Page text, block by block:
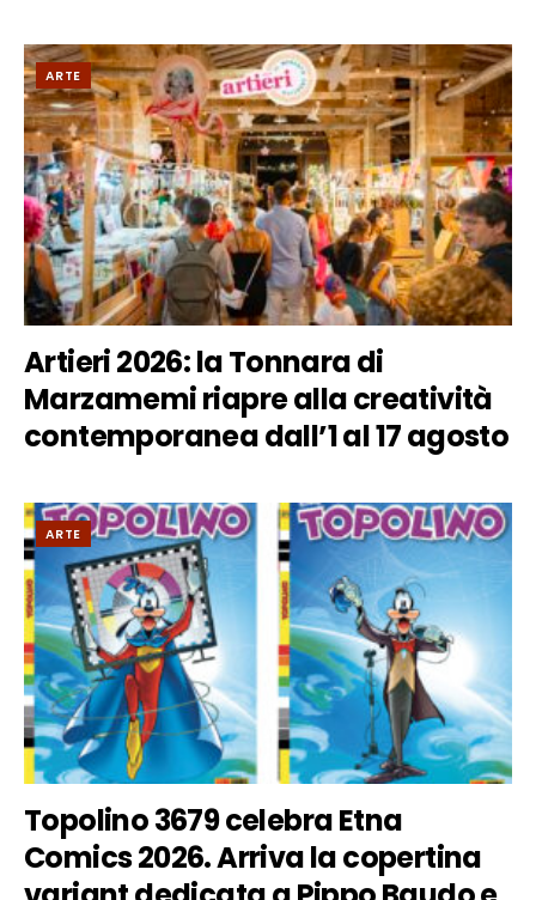
ARTE
Artieri 2026: la Tonnara di
Marzamemi riapre alla creatività
contemporanea dall’1 al 17 agosto
ARTE
Topolino 3679 celebra Etna
Comics 2026. Arriva la copertina